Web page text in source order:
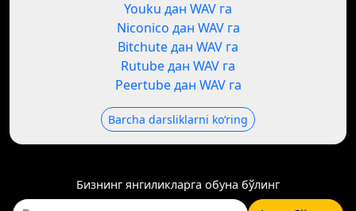
Youku дан WAV га
Niconico дан WAV га
Bitchute дан WAV га
Rutube дан WAV га
Peertube дан WAV га
Barcha darsliklarni koʻring
Бизнинг янгиликларга обуна бўлинг